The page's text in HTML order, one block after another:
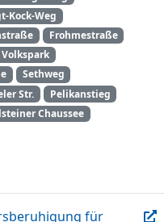
Kock-Weg
Frohmestraße
Sethweg
Str.
Pelikanstieg
Chaussee
für